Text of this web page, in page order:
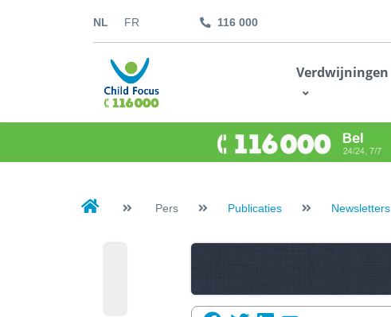
NL FR 116 000
Verdwijningen
Pers Publicaties Newsletters